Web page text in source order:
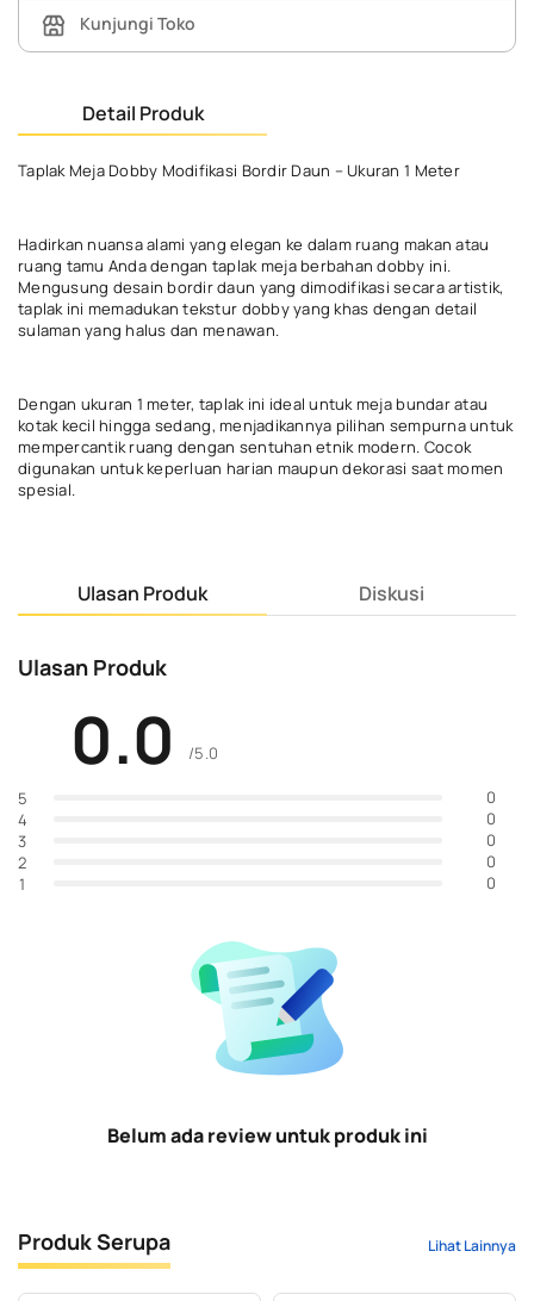
Kunjungi Toko
Detail Produk
Taplak Meja Dobby Modifikasi Bordir Daun – Ukuran 1 Meter
Hadirkan nuansa alami yang elegan ke dalam ruang makan atau
ruang tamu Anda dengan taplak meja berbahan dobby ini.
Mengusung desain bordir daun yang dimodifikasi secara artistik,
taplak ini memadukan tekstur dobby yang khas dengan detail
sulaman yang halus dan menawan.
Dengan ukuran 1 meter, taplak ini ideal untuk meja bundar atau
kotak kecil hingga sedang, menjadikannya pilihan sempurna untuk
mempercantik ruang dengan sentuhan etnik modern. Cocok
digunakan untuk keperluan harian maupun dekorasi saat momen
spesial.
Ulasan Produk Diskusi
Ulasan Produk
0.0 /5.0
5
0
4
0
3
0
2
0
1
0
Belum ada review untuk produk ini
Produk Serupa Lihat Lainnya